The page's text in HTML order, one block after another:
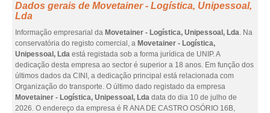
Dados gerais de Movetainer - Logística, Unipessoal,
Lda
Informação empresarial da Movetainer - Logística, Unipessoal, Lda. Na
conservatória do registo comercial, a Movetainer - Logística,
Unipessoal, Lda está registada sob a forma jurídica de UNIP. A
dedicação desta empresa ao sector é superior a 18 anos. Em função dos
últimos dados da CINI, a dedicação principal está relacionada com
Organização do transporte. O último dado registado da empresa
Movetainer - Logística, Unipessoal, Lda data do dia 10 de julho de
2026. O endereço da empresa é R ANA DE CASTRO OSÓRIO 16B,